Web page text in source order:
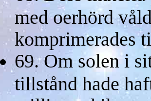
med oerhörd
komprimerades
69. Om solen i
tillstånd hade